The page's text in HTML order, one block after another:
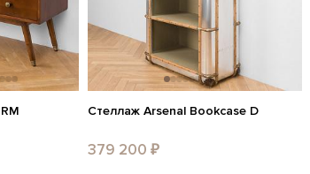
Стеллаж Arsenal Bookcase D
379 200 ₽